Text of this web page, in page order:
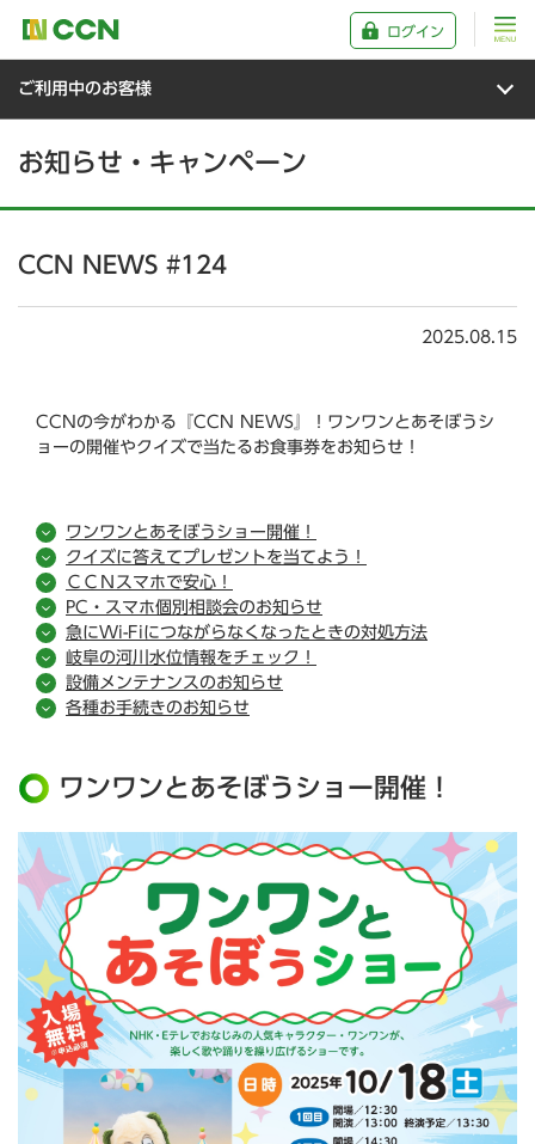
ログイン
ご利用中のお客様
お知らせ・キャンペーン
CCN NEWS #124
2025.08.15
CCNの今がわかる『CCN NEWS』！ワンワンとあそぼうシ
ョーの開催やクイズで当たるお食事券をお知らせ！
ワンワンとあそぼうショー開催！
クイズに答えてプレゼントを当てよう！
ＣＣＮスマホで安心！
PC・スマホ個別相談会のお知らせ
急にWi-Fiにつながらなくなったときの対処方法
岐阜の河川水位情報をチェック！
設備メンテナンスのお知らせ
各種お手続きのお知らせ
ワンワンとあそぼうショー開催！